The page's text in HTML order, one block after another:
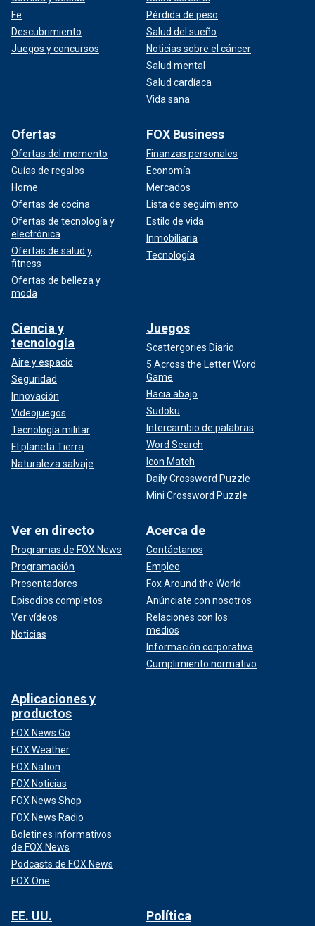
Fe
Descubrimiento
Juegos y concursos
Pérdida de peso
Salud del sueño
Noticias sobre el cáncer
Salud mental
Salud cardíaca
Vida sana
Ofertas
Ofertas del momento
Guías de regalos
Home
Ofertas de cocina
Ofertas de tecnología y
electrónica
Ofertas de salud y
fitness
Ofertas de belleza y
moda
FOX Business
Finanzas personales
Economía
Mercados
Lista de seguimiento
Estilo de vida
Inmobiliaria
Tecnología
Ciencia y
tecnología
Aire y espacio
Seguridad
Innovación
Videojuegos
Tecnología militar
El planeta Tierra
Naturaleza salvaje
Juegos
Scattergories Diario
5 Across the Letter Word
Game
Hacia abajo
Sudoku
Intercambio de palabras
Word Search
Icon Match
Daily Crossword Puzzle
Mini Crossword Puzzle
Ver en directo
Programas de FOX News
Programación
Presentadores
Episodios completos
Ver vídeos
Noticias
Acerca de
Contáctanos
Empleo
Fox Around the World
Anúnciate con nosotros
Relaciones con los
medios
Información corporativa
Cumplimiento normativo
Aplicaciones y
productos
FOX News Go
FOX Weather
FOX Nation
FOX Noticias
FOX News Shop
FOX News Radio
Boletines informativos
de FOX News
Podcasts de FOX News
FOX One
EE. UU. Política